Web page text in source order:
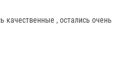
качественные , остались очень